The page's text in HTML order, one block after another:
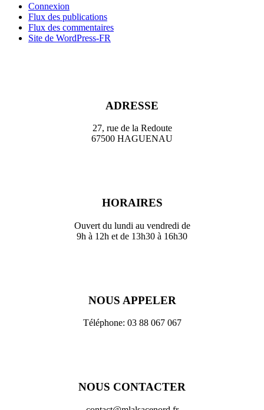
Connexion
Flux des publications
Flux des commentaires
Site de WordPress-FR
ADRESSE
27, rue de la Redoute
67500 HAGUENAU
HORAIRES
Ouvert du lundi au vendredi de
9h à 12h et de 13h30 à 16h30
NOUS APPELER
Téléphone: 03 88 067 067
NOUS CONTACTER